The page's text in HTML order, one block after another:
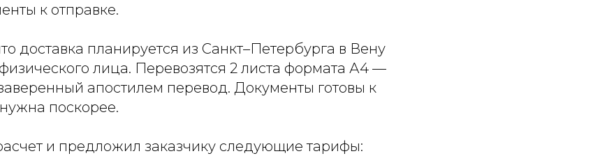
к отправке.
доставка планируется из Санкт–Петербурга в Вену
лица. Перевозятся 2 листа формата А4 —
апостилем перевод. Документы готовы к
поскорее.
и предложил заказчику следующие тарифы: